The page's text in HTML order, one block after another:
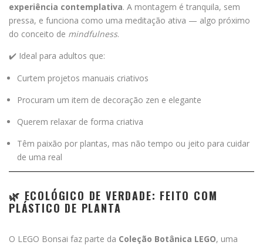
experiência contemplativa. A montagem é tranquila, sem
pressa, e funciona como uma meditação ativa — algo próximo
do conceito de mindfulness.
✔️ Ideal para adultos que:
Curtem projetos manuais criativos
Procuram um item de decoração zen e elegante
Querem relaxar de forma criativa
Têm paixão por plantas, mas não tempo ou jeito para cuidar
de uma real
🌿 ECOLÓGICO DE VERDADE: FEITO COM
PLÁSTICO DE PLANTA
O LEGO Bonsai faz parte da Coleção Botânica LEGO, uma